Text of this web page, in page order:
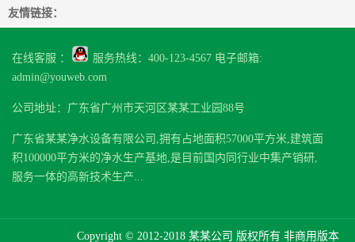
友情链接：
在线客服 ：
服务热线：400-123-4567 电子邮箱:
admin@youweb.com
公司地址：广东省广州市天河区某某工业园88号
广东省某某净水设备有限公司,拥有占地面积57000平方米,建筑面
积100000平方米的净水生产基地,是目前国内同行业中集产销研,
服务一体的高新技术生产...
Copyright © 2012-2018 某某公司 版权所有 非商用版本